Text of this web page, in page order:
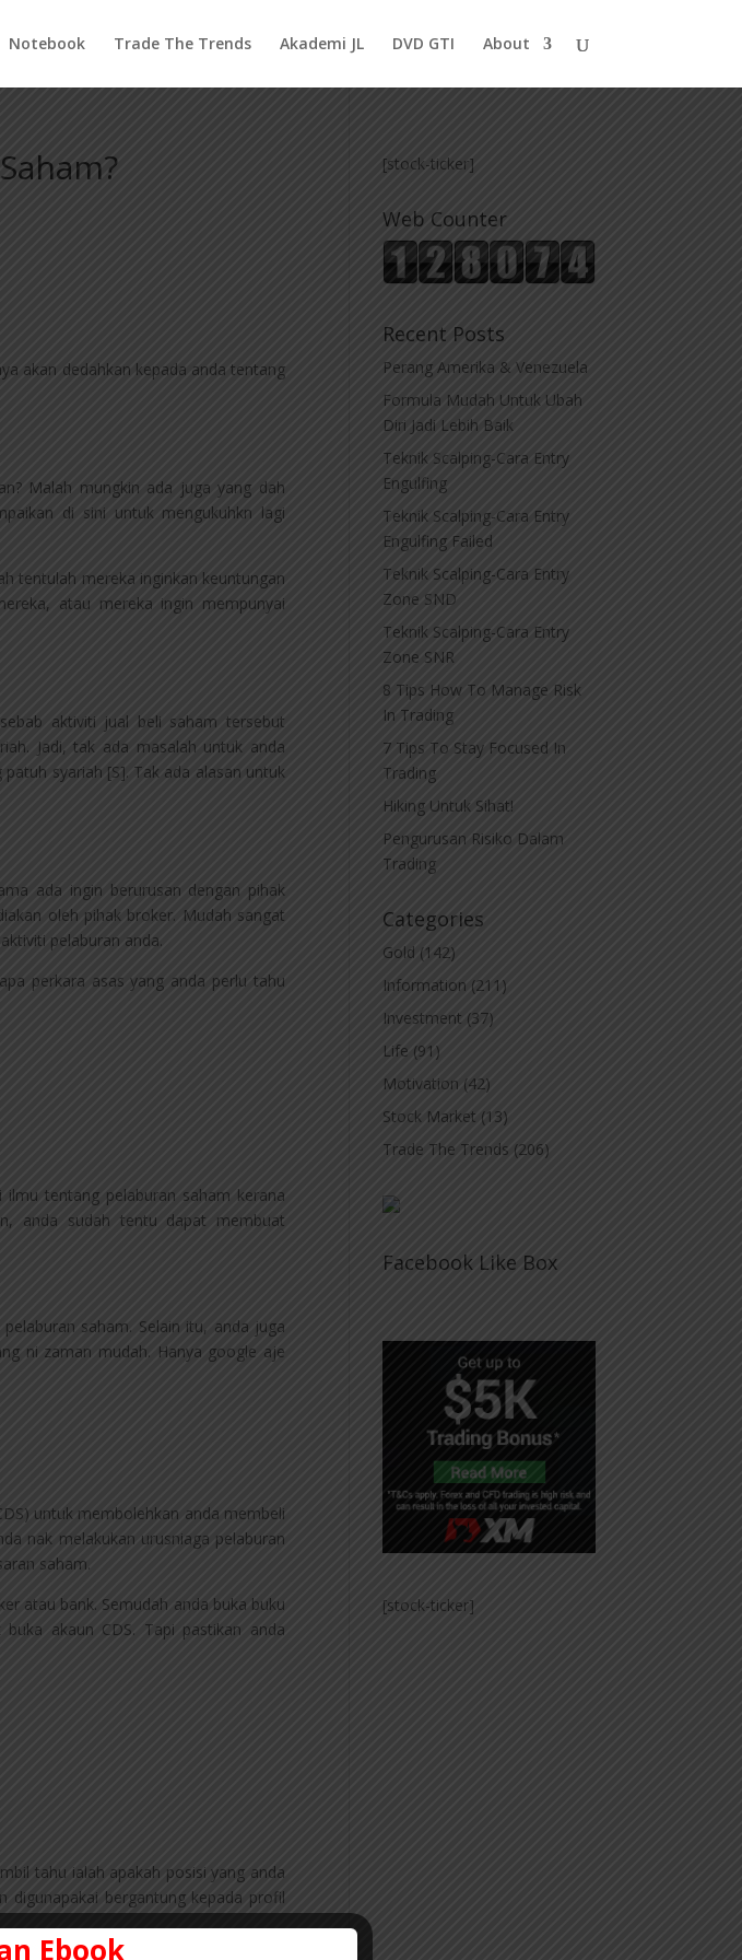
Notebook Trade The Trends Akademi JL DVD GTI About
akan dedahkan kepada anda tentang
Malah mungkin ada juga yang dah
di sini untuk mengukuhkn lagi
tentulah mereka inginkan keuntungan
atau mereka ingin mempunyai
aktiviti jual beli saham tersebut
Jadi, tak ada masalah untuk anda
syariah [S]. Tak ada alasan untuk
ada ingin berurusan dengan pihak
oleh pihak broker. Mudah sangat
pelaburan anda.
perkara asas yang anda perlu tahu
tentang pelaburan saham kerana
anda sudah tentu dapat membuat
saham. Selain itu, anda juga
ni zaman mudah. Hanya google aje
untuk membolehkan anda membeli
nak melakukan urusniaga pelaburan
saham.
atau bank. Semudah anda buka buku
akaun CDS. Tapi pastikan anda
tahu ialah apakah posisi yang anda
digunapakai bergantung kepada profil
[stock-ticker]
Web Counter
Recent Posts
Perang Amerika & Venezuela
Formula Mudah Untuk Ubah
Diri Jadi Lebih Baik
Teknik Scalping-Cara Entry
Engulfing
Teknik Scalping-Cara Entry
Engulfing Failed
Teknik Scalping-Cara Entry
Zone SND
Teknik Scalping-Cara Entry
Zone SNR
8 Tips How To Manage Risk
In Trading
7 Tips To Stay Focused In
Trading
Hiking Untuk Sihat!
Pengurusan Risiko Dalam
Trading
Categories
Gold (142)
Information (211)
Investment (37)
Life (91)
Motivation (42)
Stock Market (13)
Trade The Trends (206)
Facebook Like Box
[stock-ticker]
Ebook